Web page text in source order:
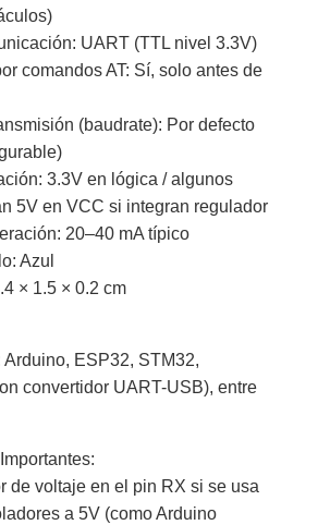
UART (TTL nivel 3.3V)
comandos AT: Sí, solo antes de
(baudrate): Por defecto
3.3V en lógica / algunos
5V en VCC si integran regulador
20–40 mA típico
Azul
× 1.5 × 0.2 cm
ESP32, STM32,
convertidor UART-USB), entre
de voltaje en el pin RX si se usa
a 5V (como Arduino